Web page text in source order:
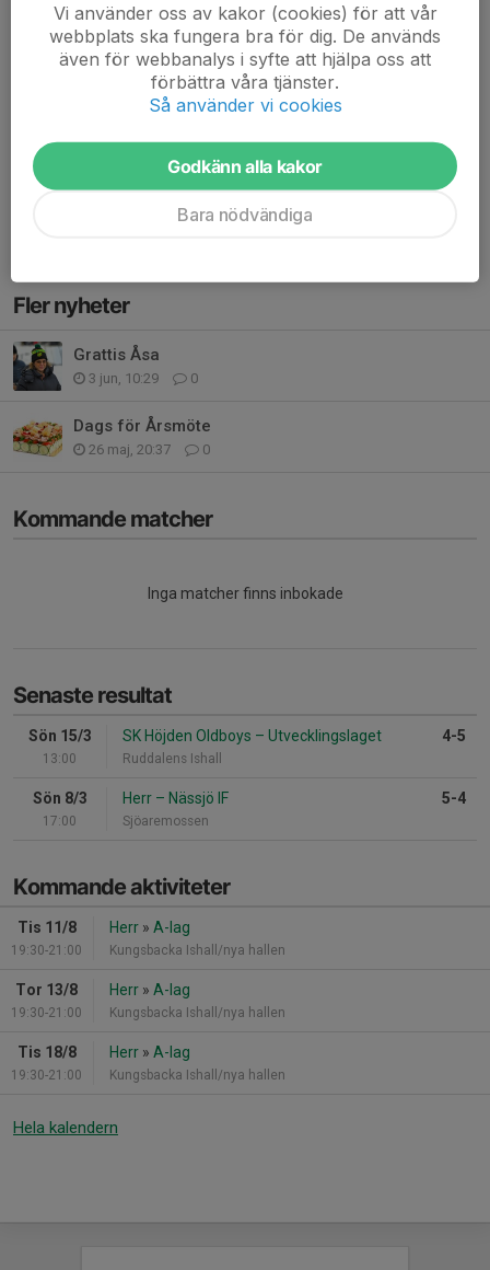
Ann-Christine Andersson blev juni månads vinnare i
Frillesås Bandys andelslotteri.
När dragningen för juni månad genomfördes var det Ann-
Christine Andersson som blev den lyckliga vinnaren där drygt
Fler nyheter
Grattis Åsa
3 jun, 10:29 0
Dags för Årsmöte
26 maj, 20:37 0
Kommande matcher
Inga matcher finns inbokade
Senaste resultat
Sön 15/3
13:00
SK Höjden Oldboys – Utvecklingslaget
Ruddalens Ishall
4-5
Sön 8/3
17:00
Herr – Nässjö IF
Sjöaremossen
5-4
Kommande aktiviteter
Tis 11/8
19:30-21:00
Herr » A-lag
Kungsbacka Ishall/nya hallen
Tor 13/8
19:30-21:00
Herr » A-lag
Kungsbacka Ishall/nya hallen
Tis 18/8
19:30-21:00
Herr » A-lag
Kungsbacka Ishall/nya hallen
Hela kalendern
Vi använder oss av kakor (cookies) för att vår
webbplats ska fungera bra för dig. De används
även för webbanalys i syfte att hjälpa oss att
förbättra våra tjänster.
Så använder vi cookies
Godkänn alla kakor
Bara nödvändiga